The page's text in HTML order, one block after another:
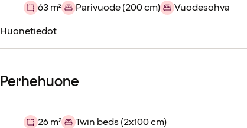
63 m² Parivuode (200 cm)
Vuodesohva
Huonetiedot
Perhehuone
26 m²
Twin beds (2x100 cm)